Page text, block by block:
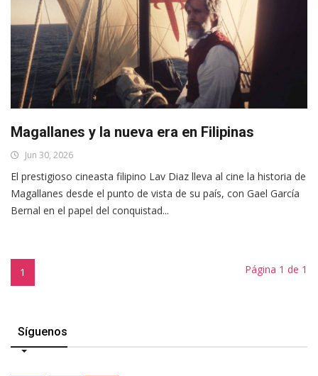
Magallanes y la nueva era en Filipinas
Jun 30, 2026
El prestigioso cineasta filipino Lav Diaz lleva al cine la historia de
Magallanes desde el punto de vista de su país, con Gael García
Bernal en el papel del conquistad...
1 Página 1 de 1
Síguenos